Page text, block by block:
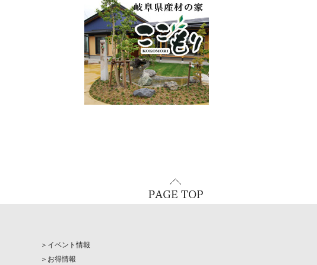
イベント情報
お得情報